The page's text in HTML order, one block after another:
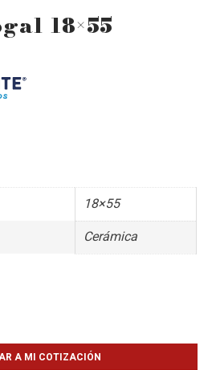
18×55
18×55
Cerámica
A MI COTIZACIÓN